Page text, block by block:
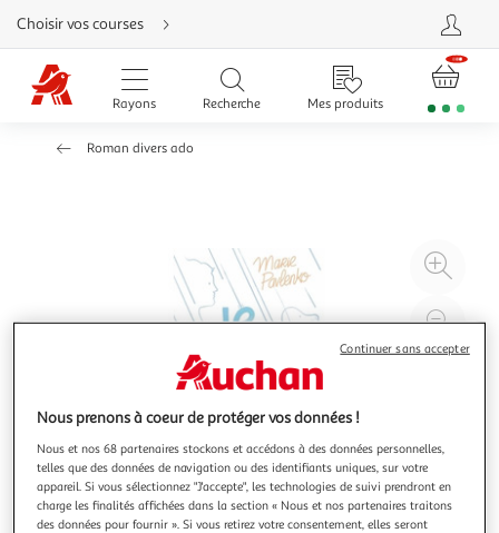
Aller
directement
au
contenu
Aller
directement
Aller
Choisir vos courses
Rayons Recherche Mes produits
Roman divers ado
à
Nous prenons à coeur de protéger vos données !
Nous et nos 68 partenaires stockons et accédons à des données personnelles,
telles que des données de navigation ou des identifiants uniques, sur votre
appareil. Si vous sélectionnez "J'accepte", les technologies de suivi prendront en
charge les finalités affichées dans la section « Nous et nos partenaires traitons
des données pour fournir ». Si vous retirez votre consentement, elles seront
Continuer sans accepter